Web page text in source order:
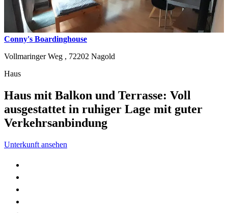
Conny's Boardinghouse
Vollmaringer Weg , 72202 Nagold
Haus
Haus mit Balkon und Terrasse: Voll
ausgestattet in ruhiger Lage mit guter
Verkehrsanbindung
Unterkunft ansehen